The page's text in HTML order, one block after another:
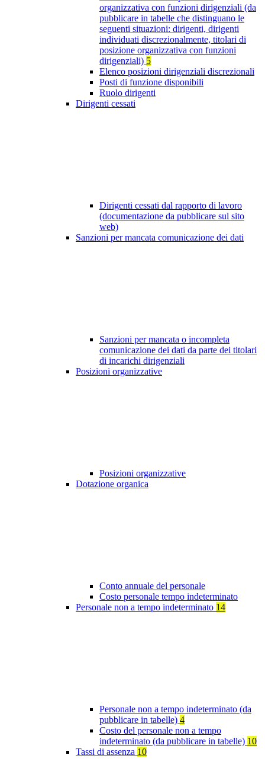
organizzativa con funzioni dirigenziali (da
pubblicare in tabelle che distinguano le
seguenti situazioni: dirigenti, dirigenti
individuati discrezionalmente, titolari di
posizione organizzativa con funzioni
dirigenziali) 5
Elenco posizioni dirigenziali discrezionali
Posti di funzione disponibili
Ruolo dirigenti
Dirigenti cessati
Dirigenti cessati dal rapporto di lavoro
(documentazione da pubblicare sul sito
web)
Sanzioni per mancata comunicazione dei dati
Sanzioni per mancata o incompleta
comunicazione dei dati da parte dei titolari
di incarichi dirigenziali
Posizioni organizzative
Posizioni organizzative
Dotazione organica
Conto annuale del personale
Costo personale tempo indeterminato
Personale non a tempo indeterminato 14
Personale non a tempo indeterminato (da
pubblicare in tabelle) 4
Costo del personale non a tempo
indeterminato (da pubblicare in tabelle) 10
Tassi di assenza 10